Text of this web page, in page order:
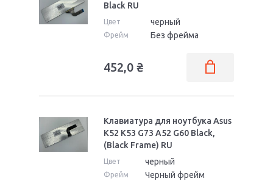
Black RU
Цвет черный
Фрейм Без фрейма
452,0 ₴
Клавиатура для ноутбука Asus
K52 K53 G73 A52 G60 Black,
(Black Frame) RU
Цвет черный
Фрейм Черный фрейм